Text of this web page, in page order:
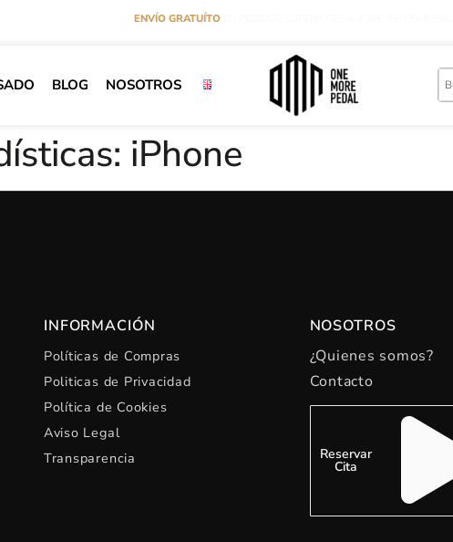
ENVÍO GRATUÍTOEN PEDIDOS SUPERIORES A 120€ EN PENÍNSULA
BLOG NOSOTROS
iPhone
INFORMACIÓN
Políticas de Compras
Politicas de Privacidad
Política de Cookies
Aviso Legal
Transparencia
NOSOTROS
¿Quienes somos?
Contacto
Reservar
Cita